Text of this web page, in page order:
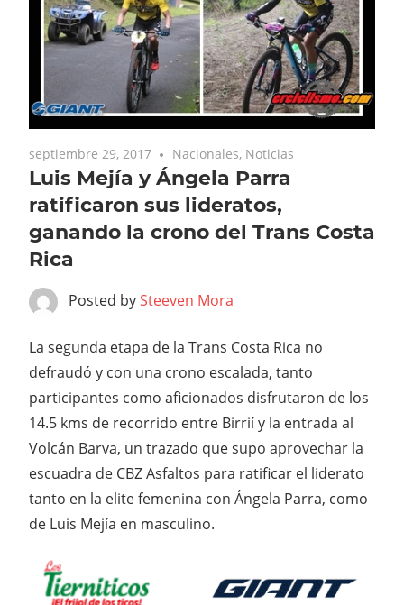
septiembre 29, 2017 Nacionales, Noticias
Luis Mejía y Ángela Parra
ratificaron sus lideratos,
ganando la crono del Trans Costa
Rica
Posted bySteeven Mora
La segunda etapa de la Trans Costa Rica no
defraudó y con una crono escalada, tanto
participantes como aficionados disfrutaron de los
14.5 kms de recorrido entre Birrií y la entrada al
Volcán Barva, un trazado que supo aprovechar la
escuadra de CBZ Asfaltos para ratificar el liderato
tanto en la elite femenina con Ángela Parra, como
de Luis Mejía en masculino.